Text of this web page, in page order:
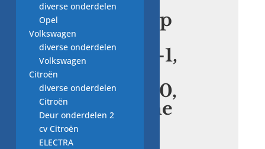
afvoerpomp
ASKOLL
0.00.64.26-1,
30W,
5021895900,
wasmachine
€24,00
diverse onderdelen
Opel
Volkswagen
diverse onderdelen
Volkswagen
Citroën
diverse onderdelen
Citroën
Deur onderdelen 2
cv Citroën
ELECTRA